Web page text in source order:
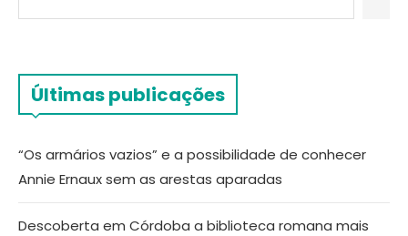
Últimas publicações
“Os armários vazios” e a possibilidade de conhecer
Annie Ernaux sem as arestas aparadas
Descoberta em Córdoba a biblioteca romana mais